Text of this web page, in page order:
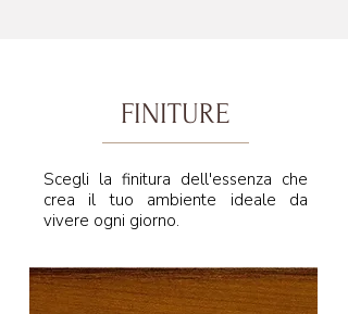
FINITURE
Scegli la finitura dell'essenza che
crea il tuo ambiente ideale da
vivere ogni giorno.